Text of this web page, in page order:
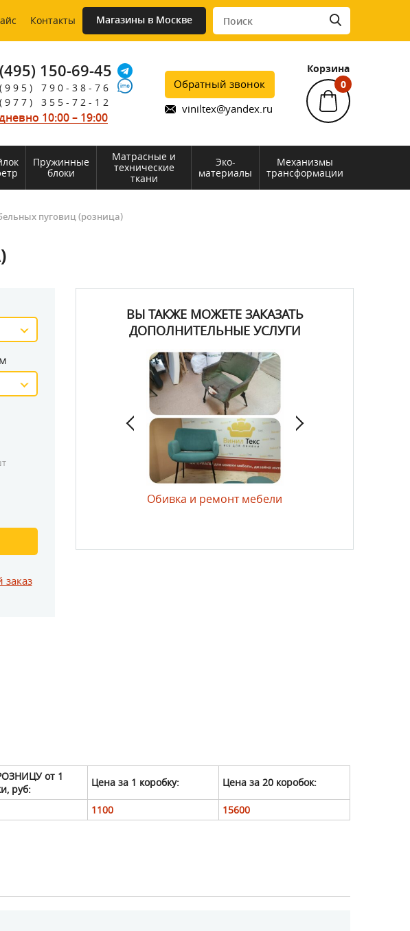
Контакты Магазины в Москве
150-69-45
790-38-76
355-72-12
10:00 – 19:00
Обратный звонок
viniltex@yandex.ru
Корзина
0
Пружинные
блоки
Матрасные и
технические
ткани
Эко-
материалы
Механизмы
трансформации
пуговиц (розница)
ВЫ ТАКЖЕ МОЖЕТЕ ЗАКАЗАТЬ
ДОПОЛНИТЕЛЬНЫЕ УСЛУГИ
Обивка и ремонт мебели
от 1
руб:
Цена за 1 коробку: Цена за 20 коробок:
1100 15600